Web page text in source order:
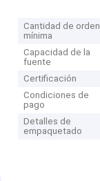
Cantidad de orden
mínima
Capacidad de la
fuente
Certificación
Condiciones de
pago
Detalles de
empaquetado